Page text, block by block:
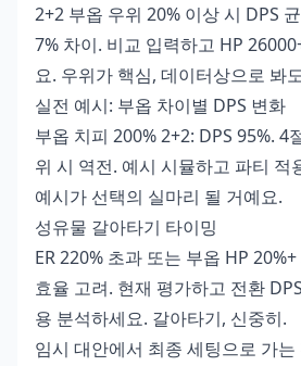
2+2 부옵 우위 20% 이상 시 DPS
7% 차이. 비교 입력하고 HP
요. 우위가 핵심, 데이터상으로 봐
실전 예시: 부옵 차이별 DPS 변화
부옵 치피 200% 2+2: DPS 95%. 4
위 시 역전. 예시 시뮬하고 파티 적
예시가 선택의 실마리 될 거예요.
성유물 갈아타기 타이밍
ER 220% 초과 또는 부옵 HP
효율 고려. 현재 평가하고 전환
용 분석하세요. 갈아타기, 신중히.
임시 대안에서 최종 세팅으로 가는